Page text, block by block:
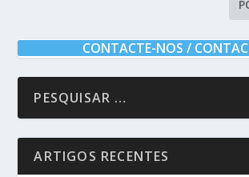
CONTACTE-NOS /
ARTIGOS RECENTES